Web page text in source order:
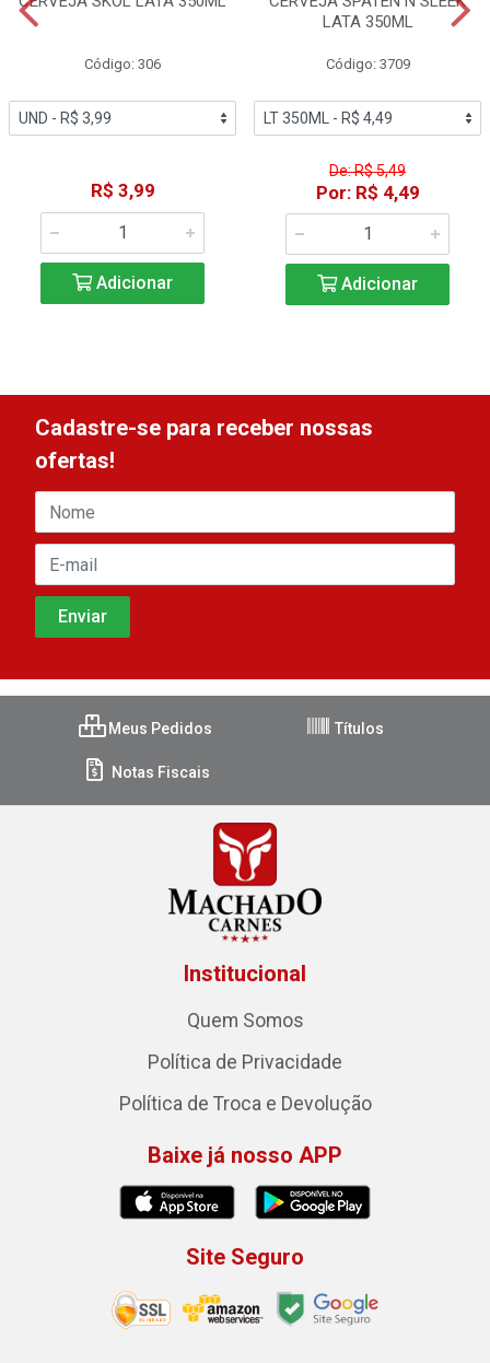
Código: 306
R$ 3,99
Adicionar
LATA 350ML
Código: 3709
De: R$ 5,49
Por: R$ 4,49
Adicionar
Cadastre-se para receber nossas
ofertas!
Meus Pedidos Títulos
Notas Fiscais
Institucional
Quem Somos
Política de Privacidade
Política de Troca e Devolução
Baixe já nosso APP
Site Seguro